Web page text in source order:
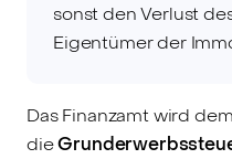
sonst den Verlust
Eigentümer der
Das Finanzamt wird
die